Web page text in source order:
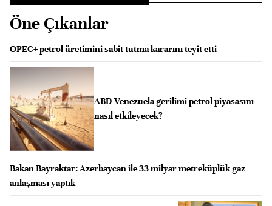
Öne Çıkanlar
OPEC+ petrol üretimini sabit tutma kararını teyit etti
ABD-Venezuela gerilimi petrol piyasasını
nasıl etkileyecek?
Bakan Bayraktar: Azerbaycan ile 33 milyar metreküplük gaz
anlaşması yaptık